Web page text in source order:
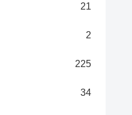
21
2
225
34